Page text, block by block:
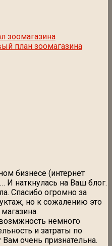
зоомагазина
план зоомагазина
бизнесе (интернет
И наткнулась на Ваш блог.
Спасибо огромно за
но к сожалению это
немного
и затраты по
Вам очень признательна.